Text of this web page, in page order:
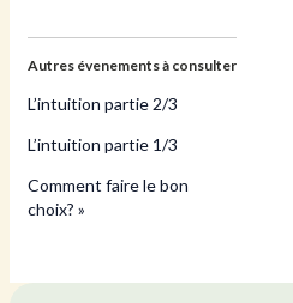
Autres évenements à consulter
L’intuition partie 2/3
L’intuition partie 1/3
Comment faire le bon
choix? »